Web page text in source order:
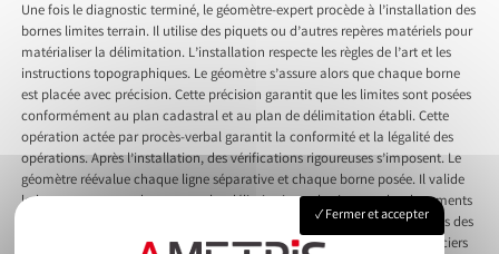
Une fois le diagnostic terminé, le géomètre-expert procède à l’installation des
bornes limites terrain. Il utilise des piquets ou d’autres repères matériels pour
matérialiser la délimitation. L’installation respecte les règles de l’art et les
instructions topographiques. Le géomètre s’assure alors que chaque borne
est placée avec précision. Cette précision garantit que les limites sont posées
conformément au plan cadastral et au plan de délimitation établi. Cette
opération actée par procès-verbal garantit la conformité et la légalité des
opérations. Après l’installation, des vérifications rigoureuses s’imposent. Le
géomètre réévalue chaque ligne séparative et chaque borne posée. Il valide
la bonne correspondance entre les délimitations physiques et les documents
officiels. Le géomètre-expert rédige alors un rapport confirmant le succès des
installations et vérifications. Ce rapport figure parmi les documents fonciers
Fermer et accepter